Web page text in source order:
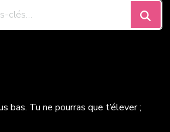
bas. Tu ne pourras que t’élever ;